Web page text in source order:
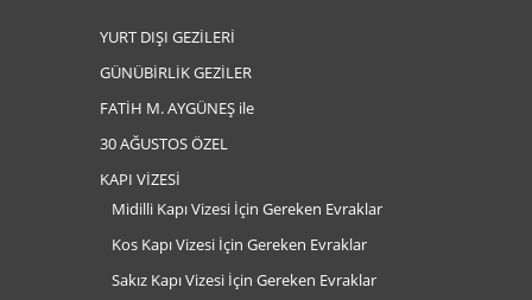
YURT DIŞI GEZİLERİ
GÜNÜBİRLİK GEZİLER
FATİH M. AYGÜNEŞ ile
30 AĞUSTOS ÖZEL
KAPI VİZESİ
Midilli Kapı Vizesi İçin Gereken Evraklar
Kos Kapı Vizesi İçin Gereken Evraklar
Sakız Kapı Vizesi İçin Gereken Evraklar